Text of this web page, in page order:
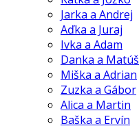
Jarka a Andrej
Aďka a Juraj
Ivka a Adam
Danka a Matúš
Miška a Adrian
Zuzka a Gábor
Alica a Martin
Baška a Ervín